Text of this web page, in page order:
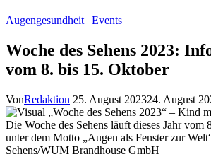
Augengesundheit | Events
Woche des Sehens 2023:
vom 8. bis 15. Oktober
VonRedaktion 25. August 202324. August
Die Woche des Sehens läuft dieses Jahr vom
unter dem Motto „Augen als Fenster zur
Sehens/WUM Brandhouse GmbH